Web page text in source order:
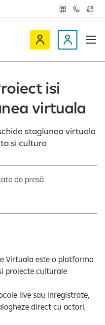
R
a
C
c
n
e
C
s
v
R
f
e
i
s
e
O
n
n
D
o
c
l
n
isi
virtuala
stagiunea virtuala
si cultura
de presă
Virtuala este o platforma
proiecte culturale
live sau inregistrate,
direct cu actori,